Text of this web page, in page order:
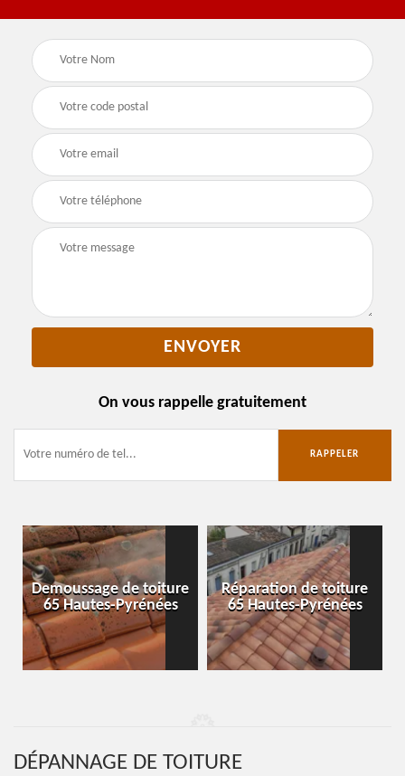
On vous rappelle gratuitement
Demoussage de toiture
65 Hautes-Pyrénées
Réparation de toiture
65 Hautes-Pyrénées
DÉPANNAGE DE TOITURE